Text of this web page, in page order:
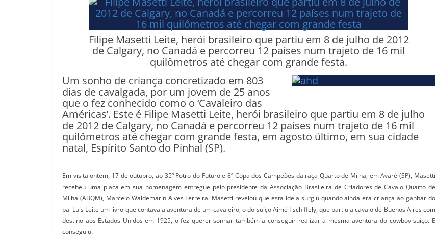
Filipe Masetti Leite, herói brasileiro que partiu em 8 de julho de 2012
de Calgary, no Canadá e percorreu 12 países num trajeto de 16 mil
quilômetros até chegar com grande festa.
Um sonho de criança concretizado em 803
dias de cavalgada, por um jovem de 25 anos
que o fez conhecido como o ‘Cavaleiro das
Américas’. Este é Filipe Masetti Leite, herói brasileiro que partiu em 8 de julho
de 2012 de Calgary, no Canadá e percorreu 12 países num trajeto de 16 mil
quilômetros até chegar com grande festa, em agosto último, em sua cidade
natal, Espírito Santo do Pinhal (SP).
Em visita ontem, 17 de outubro, ao 35º Potro do Futuro e 8ª Copa dos Campeões da raça Quarto de Milha, em Avaré (SP), Masetti
recebeu uma placa em sua homenagem entregue pelo presidente da Associação Brasileira de Criadores de Cavalo Quarto de
Milha (ABQM), Marcelo Waldemarin Alves Ferreira. Masetti revelou que esta ideia surgiu quando ainda era criança ao ganhar do
pai Luís Leite um livro que contava a aventura de um cavaleiro, o do suíço Aimé Tschiffely, que partiu a cavalo de Buenos Aires com
destino aos Estados Unidos em 1925, o fez querer sonhar também a conseguir realizar a mesma aventura do cowboy suíço. E
conseguiu.